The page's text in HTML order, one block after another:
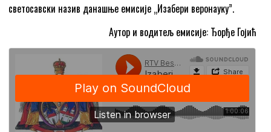
светосавски назив данашње емисије „Изабери веронауку”.
Аутор и водитељ емисије: Ђорђе Гојић